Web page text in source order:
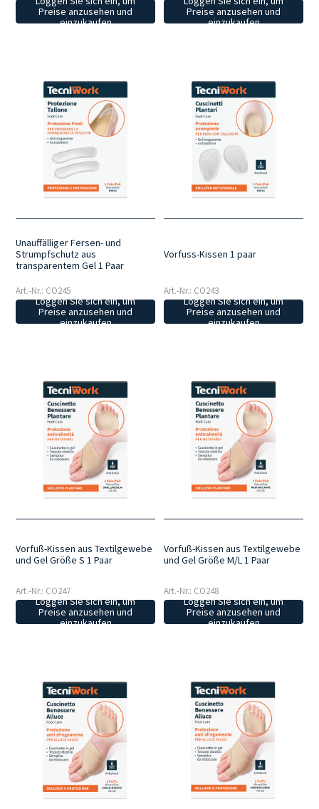
Preise anzusehen und
einzukaufen
Preise anzusehen und
einzukaufen
Unauffälliger Fersen- und
Strumpfschutz aus
transparentem Gel 1 Paar
Art.-Nr.: CO245
Loggen Sie sich ein, um
Preise anzusehen und
einzukaufen
Vorfuss-Kissen 1 paar
Art.-Nr.: CO243
Loggen Sie sich ein, um
Preise anzusehen und
einzukaufen
Vorfuß-Kissen aus Textilgewebe
und Gel Größe S 1 Paar
Art.-Nr.: CO247
Loggen Sie sich ein, um
Preise anzusehen und
einzukaufen
Vorfuß-Kissen aus Textilgewebe
und Gel Größe M/L 1 Paar
Art.-Nr.: CO248
Loggen Sie sich ein, um
Preise anzusehen und
einzukaufen